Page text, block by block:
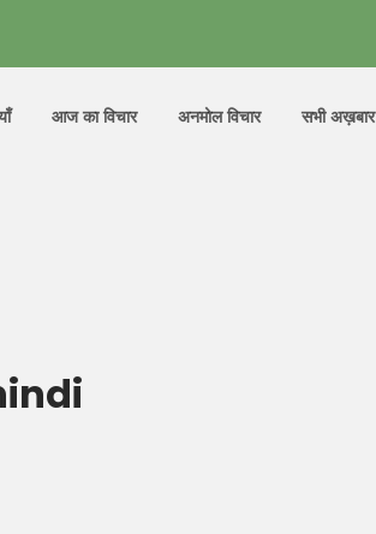
आज का विचार अनमोल विचार सभी अख़बार